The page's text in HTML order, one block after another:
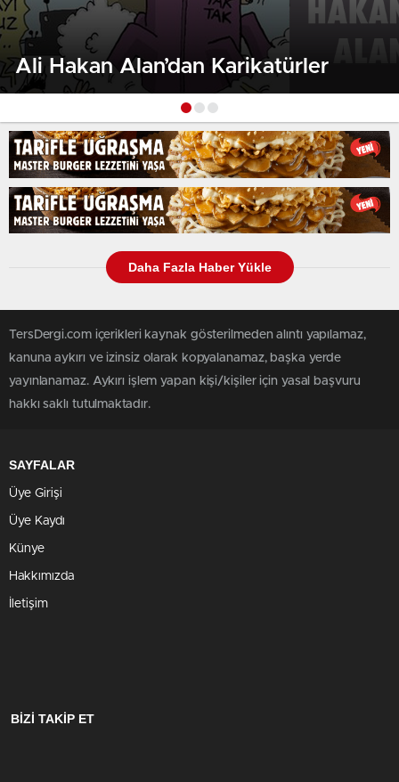
Ali Hakan Alan’dan Karikatürler
Daha Fazla Haber Yükle
TersDergi.com içerikleri kaynak gösterilmeden alıntı yapılamaz,
kanuna aykırı ve izinsiz olarak kopyalanamaz, başka yerde
yayınlanamaz. Aykırı işlem yapan kişi/kişiler için yasal başvuru
hakkı saklı tutulmaktadır.
SAYFALAR
Üye Girişi
Üye Kaydı
Künye
Hakkımızda
İletişim
BİZİ TAKİP ET